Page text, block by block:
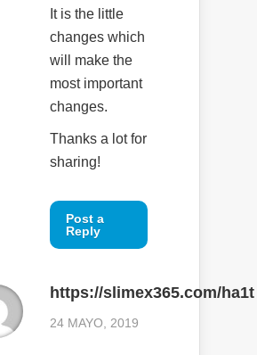
It is the little
changes which
will make the
most important
changes.
Thanks a lot for
sharing!
Post a
Reply
https://slimex365.com/ha1t
24 MAYO, 2019